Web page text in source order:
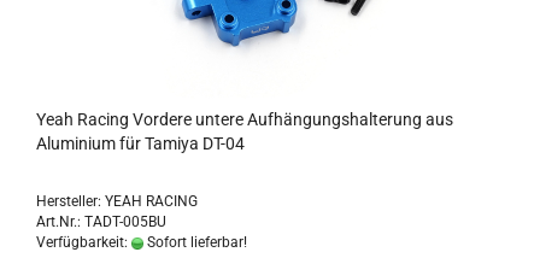
Yeah Racing Vordere untere Aufhängungshalterung aus
Aluminium für Tamiya DT-04
Hersteller: YEAH RACING
Art.Nr.: TADT-005BU
Verfügbarkeit:
Sofort lieferbar!